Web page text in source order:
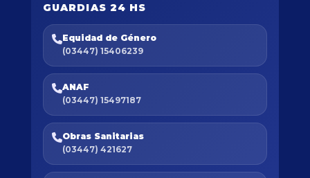
GUARDIAS 24 HS
Equidad de Género
(03447) 15406239
ANAF
(03447) 15497187
Obras Sanitarias
(03447) 421627